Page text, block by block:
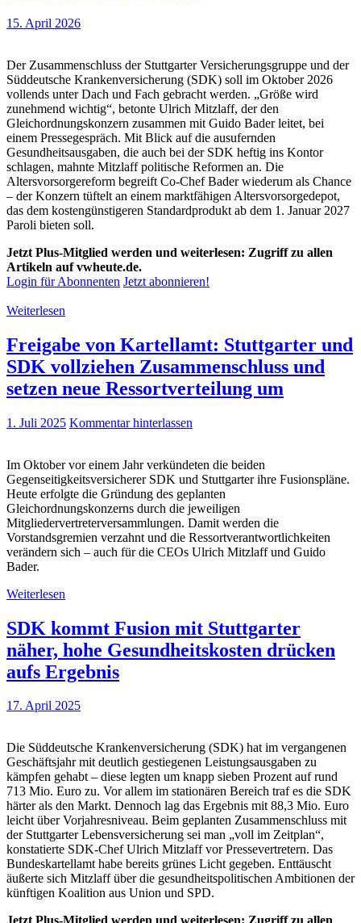
15. April 2026
Der Zusammenschluss der Stuttgarter Versicherungsgruppe und der
Süddeutsche Krankenversicherung (SDK) soll im Oktober 2026
vollends unter Dach und Fach gebracht werden. „Größe wird
zunehmend wichtig“, betonte Ulrich Mitzlaff, der den
Gleichordnungskonzern zusammen mit Guido Bader leitet, bei
einem Pressegespräch. Mit Blick auf die ausufernden
Gesundheitsausgaben, die auch bei der SDK heftig ins Kontor
schlagen, mahnte Mitzlaff politische Reformen an. Die
Altersvorsorgereform begreift Co-Chef Bader wiederum als Chance
– der Konzern tüftelt an einem marktfähigen Altersvorsorgedepot,
das dem kostengünstigeren Standardprodukt ab dem 1. Januar 2027
Paroli bieten soll.
Jetzt Plus-Mitglied werden und weiterlesen: Zugriff zu allen
Artikeln auf vwheute.de.
Login für Abonnenten Jetzt abonnieren!
Weiterlesen
Freigabe von Kartellamt: Stuttgarter und
SDK vollziehen Zusammenschluss und
setzen neue Ressortverteilung um
1. Juli 2025 Kommentar hinterlassen
Im Oktober vor einem Jahr verkündeten die beiden
Gegenseitigkeitsversicherer SDK und Stuttgarter ihre Fusionspläne.
Heute erfolgte die Gründung des geplanten
Gleichordnungskonzerns durch die jeweiligen
Mitgliedervertreterversammlungen. Damit werden die
Vorstandsgremien verzahnt und die Ressortverantwortlichkeiten
verändern sich – auch für die CEOs Ulrich Mitzlaff und Guido
Bader.
Weiterlesen
SDK kommt Fusion mit Stuttgarter
näher, hohe Gesundheitskosten drücken
aufs Ergebnis
17. April 2025
Die Süddeutsche Krankenversicherung (SDK) hat im vergangenen
Geschäftsjahr mit deutlich gestiegenen Leistungsausgaben zu
kämpfen gehabt – diese legten um knapp sieben Prozent auf rund
713 Mio. Euro zu. Vor allem im stationären Bereich traf es die SDK
härter als den Markt. Dennoch lag das Ergebnis mit 88,3 Mio. Euro
leicht über Vorjahresniveau. Beim geplanten Zusammenschluss mit
der Stuttgarter Lebensversicherung sei man „voll im Zeitplan“,
konstatierte SDK-Chef Ulrich Mitzlaff vor Pressevertretern. Das
Bundeskartellamt habe bereits grünes Licht gegeben. Enttäuscht
äußerte sich Mitzlaff über die gesundheitspolitischen Ambitionen der
künftigen Koalition aus Union und SPD.